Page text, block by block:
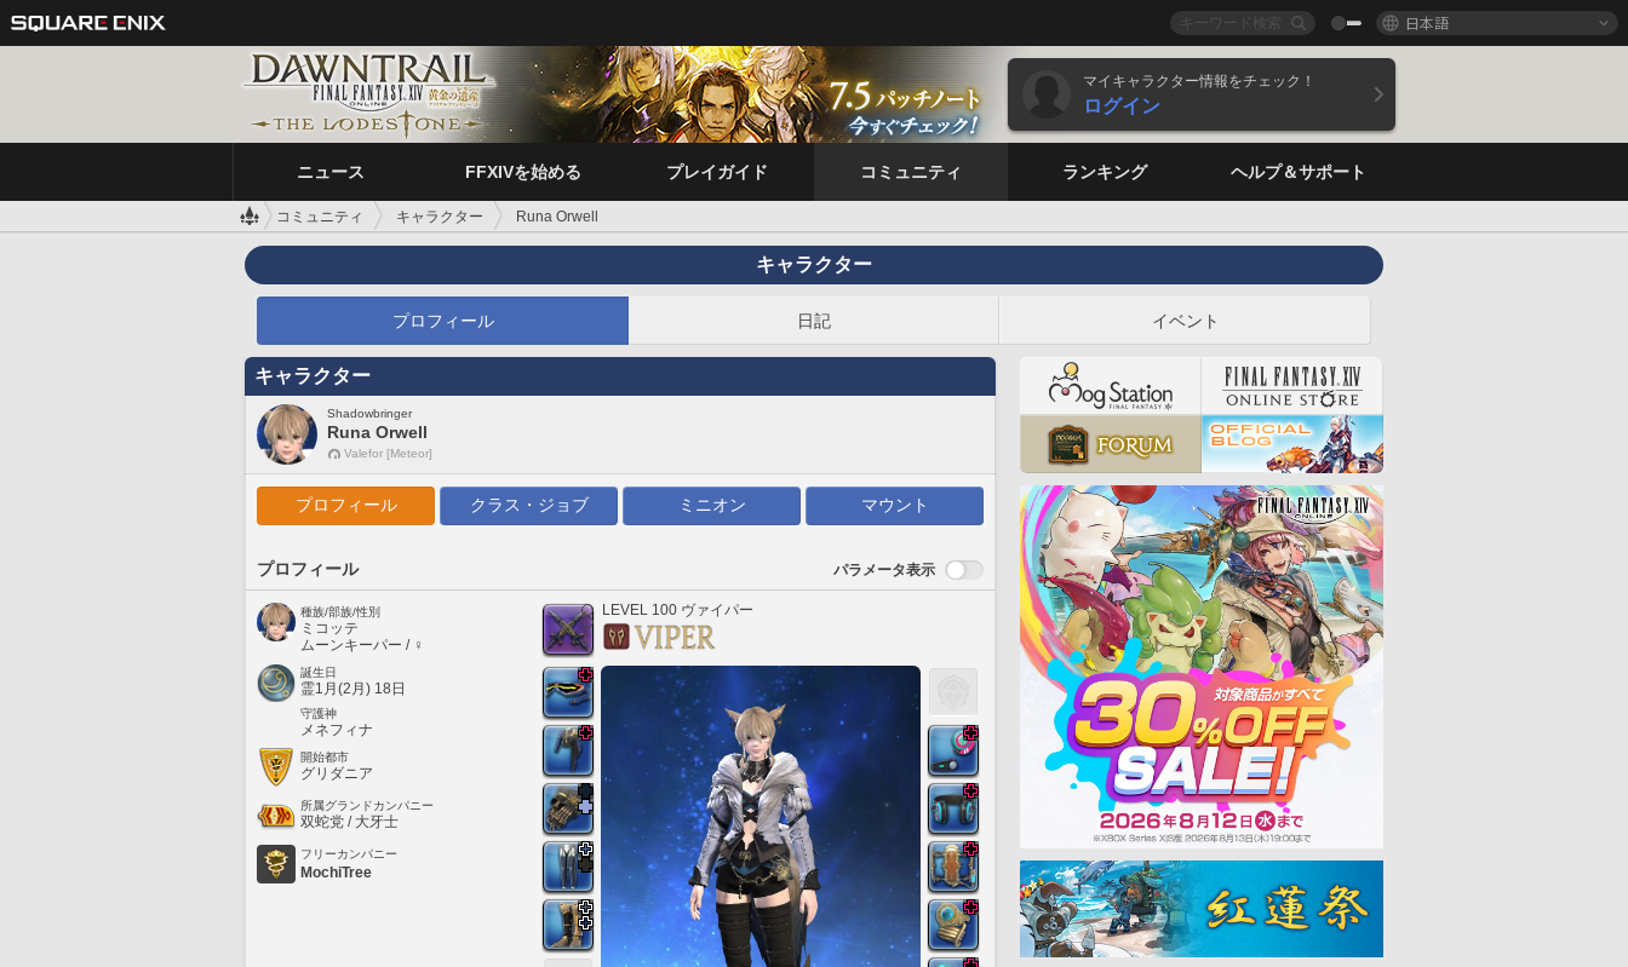
日本語
マイキャラクター情報をチェック！
ログイン
ニュース FFXIVを始める プレイガイド コミュニティ ランキング ヘルプ＆サポート
コミュニティ キャラクター Runa Orwell
キャラクター
プロフィール 日記 イベント
キャラクター
Shadowbringer
Runa Orwell
Valefor [Meteor]
プロフィール クラス・ジョブ ミニオン マウント
プロフィール パラメータ表示
種族/部族/性別
ミコッテ
ムーンキーパー / ♀
誕生日
霊1月(2月) 18日
守護神
メネフィナ
開始都市
グリダニア
所属グランドカンパニー
双蛇党 / 大牙士
フリーカンパニー
MochiTree
LEVEL 100 ヴァイパー